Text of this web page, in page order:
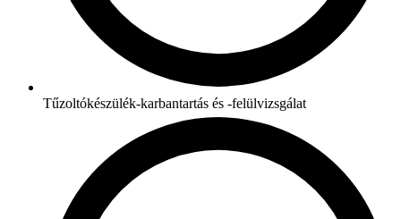
Tűzoltókészülék-karbantartás és -felülvizsgálat